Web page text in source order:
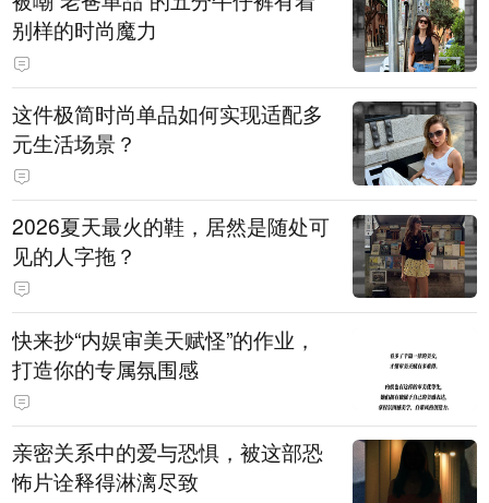
别样的时尚魔力
这件极简时尚单品如何实现适配多
元生活场景？
2026夏天最火的鞋，居然是随处可
见的人字拖？
快来抄“内娱审美天赋怪”的作业，
打造你的专属氛围感
亲密关系中的爱与恐惧，被这部恐
怖片诠释得淋漓尽致